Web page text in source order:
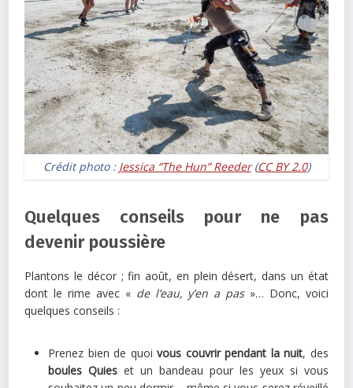
Crédit photo : Jessica “The Hun” Reeder(CC BY 2.0)
Quelques conseils pour ne pas
devenir poussière
Plantons le décor ; fin août, en plein désert, dans un état
dont le rime avec « de l’eau, y’en a pas»… Donc, voici
quelques conseils :
Prenez bien de quoivous couvrir pendant la nuit, des
boules Quies et un bandeau pour les yeux si vous